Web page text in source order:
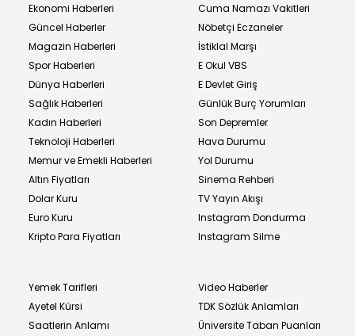
Ekonomi Haberleri
Güncel Haberler
Magazin Haberleri
Spor Haberleri
Dünya Haberleri
Sağlık Haberleri
Kadın Haberleri
Teknoloji Haberleri
Memur ve Emekli Haberleri
Altın Fiyatları
Dolar Kuru
Euro Kuru
Kripto Para Fiyatları
Cuma Namazı Vakitleri
Nöbetçi Eczaneler
İstiklal Marşı
E Okul VBS
E Devlet Giriş
Günlük Burç Yorumları
Son Depremler
Hava Durumu
Yol Durumu
Sinema Rehberi
TV Yayın Akışı
Instagram Dondurma
Instagram Silme
Yemek Tarifleri
Ayetel Kürsi
Saatlerin Anlamı
Video Haberler
TDK Sözlük Anlamları
Üniversite Taban Puanları